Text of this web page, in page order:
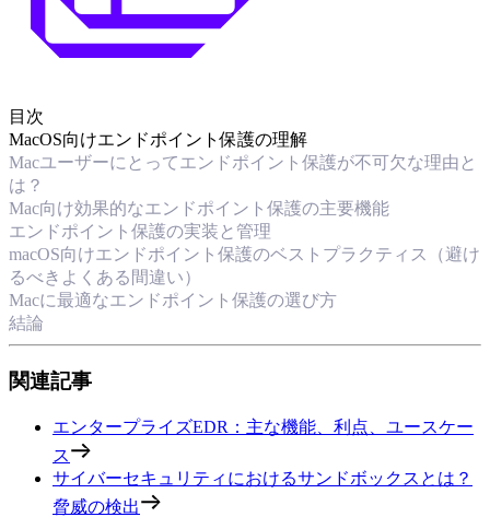
目次
MacOS向けエンドポイント保護の理解
Macユーザーにとってエンドポイント保護が不可欠な理由と
は？
Mac向け効果的なエンドポイント保護の主要機能
エンドポイント保護の実装と管理
macOS向けエンドポイント保護のベストプラクティス（避け
るべきよくある間違い）
Macに最適なエンドポイント保護の選び方
結論
関連記事
エンタープライズEDR：主な機能、利点、ユースケー
ス
サイバーセキュリティにおけるサンドボックスとは？
脅威の検出